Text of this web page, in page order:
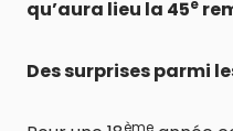
qu’aura lieu la 45e
Des surprises parmi
ème